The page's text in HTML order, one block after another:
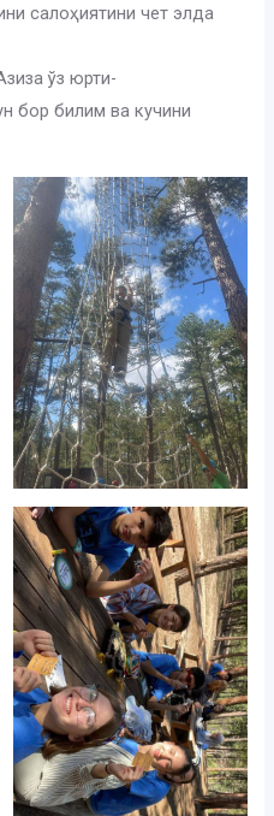
салоҳиятини чет элда
ўз юрти-
бор билим ва кучини